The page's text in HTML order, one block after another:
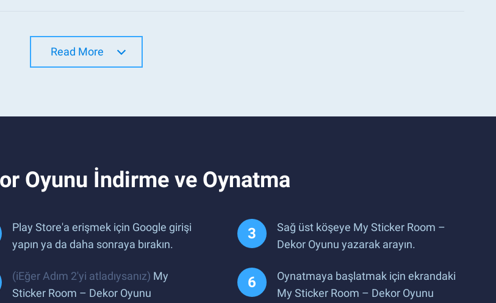
Read More
Oyunu İndirme ve Oynatma
Play Store'a erişmek için Google girişi
yapın ya da daha sonraya bırakın.
Sağ üst köşeye My Sticker Room –
Dekor Oyunu yazarak arayın.
(iEğer Adım 2'yi atladıysanız) My
Sticker Room – Dekor Oyunu
Oynatmaya başlatmak için ekrandaki
My Sticker Room – Dekor Oyunu